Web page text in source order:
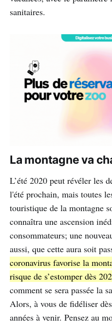
sanitaires.
La montagne va
L’été 2020 peut révéler les
l'été prochain, mais toutes
touristique de la montagne
connaîtra une ascension
consommateurs; une
aussi, que cette aura soit
coronavirus favorise la
risque de s’estomper dès
comment se sera passée la
Alors, à vous de fidéliser
années à venir. Pensez au